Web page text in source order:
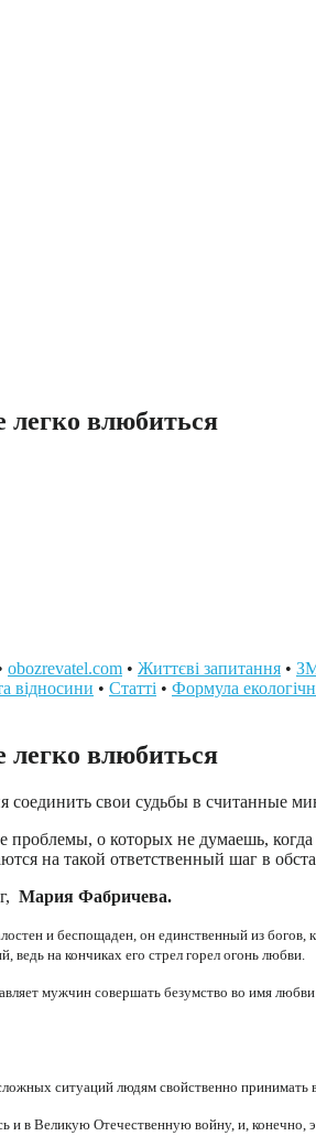
влюбиться
obozrevatel.com • Життєві запитання •
відносини • Статті • Формула
влюбиться
свои судьбы в считанные
о которых не думаешь,
на такой ответственный шаг в
Мария Фабричева.
и беспощаден, он единственный из богов,
ведь на кончиках его стрел горел огонь любви.
мужчин совершать безумство во имя
ситуаций людям свойственно
в Великую Отечественную войну, и, конечно,